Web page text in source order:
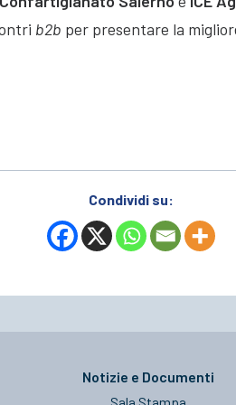
b2b per presentare la
Condividi su:
Notizie e Documenti